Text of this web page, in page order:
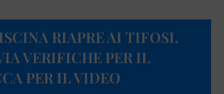
RIAPRE AI TIFOSI.
VERIFICHE PER IL
PER IL VIDEO